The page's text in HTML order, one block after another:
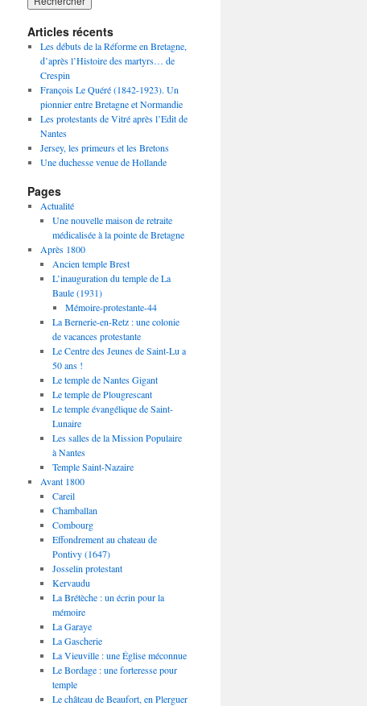
Articles récents
Les débuts de la Réforme en Bretagne,
d’après l’Histoire des martyrs… de
Crespin
François Le Quéré (1842-1923). Un
pionnier entre Bretagne et Normandie
Les protestants de Vitré après l’Edit de
Nantes
Jersey, les primeurs et les Bretons
Une duchesse venue de Hollande
Pages
Actualité
Une nouvelle maison de retraite
médicalisée à la pointe de Bretagne
Après 1800
Ancien temple Brest
L’inauguration du temple de La
Baule (1931)
Mémoire-protestante-44
La Bernerie-en-Retz : une colonie
de vacances protestante
Le Centre des Jeunes de Saint-Lu a
50 ans !
Le temple de Nantes Gigant
Le temple de Plougrescant
Le temple évangélique de Saint-
Lunaire
Les salles de la Mission Populaire
à Nantes
Temple Saint-Nazaire
Avant 1800
Careil
Chamballan
Combourg
Effondrement au chateau de
Pontivy (1647)
Josselin protestant
Kervaudu
La Brétèche : un écrin pour la
mémoire
La Garaye
La Gascherie
La Vieuville : une Église méconnue
Le Bordage : une forteresse pour
temple
Le château de Beaufort, en Plerguer